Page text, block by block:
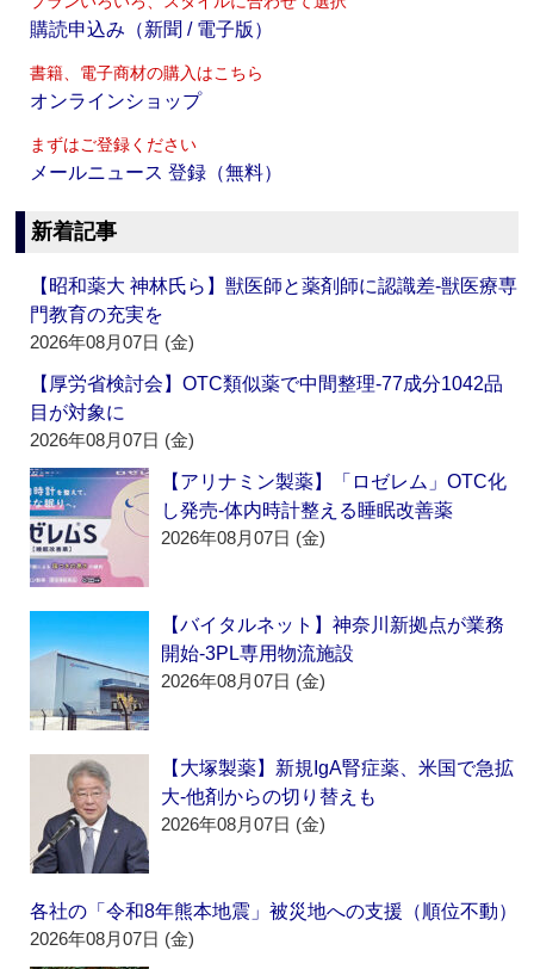
購読申込み（新聞 / 電子版）
書籍、電子商材の購入はこちら
オンラインショップ
まずはご登録ください
メールニュース 登録（無料）
新着記事
【昭和薬大 神林氏ら】獣医師と薬剤師に認識差‐獣医療専
門教育の充実を
2026年08月07日 (金)
【厚労省検討会】OTC類似薬で中間整理‐77成分1042品
目が対象に
2026年08月07日 (金)
【アリナミン製薬】「ロゼレム」OTC化
し発売‐体内時計整える睡眠改善薬
2026年08月07日 (金)
【バイタルネット】神奈川新拠点が業務
開始‐3PL専用物流施設
2026年08月07日 (金)
【大塚製薬】新規IgA腎症薬、米国で急拡
大‐他剤からの切り替えも
2026年08月07日 (金)
各社の「令和8年熊本地震」被災地への支援（順位不動）
2026年08月07日 (金)